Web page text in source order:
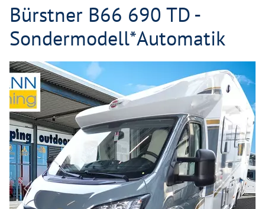
Bürstner B66 690 TD -
Sondermodell*Automatik
Previous Next